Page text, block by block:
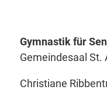
Gymnastik für
Gemeindesaal St.
Christiane